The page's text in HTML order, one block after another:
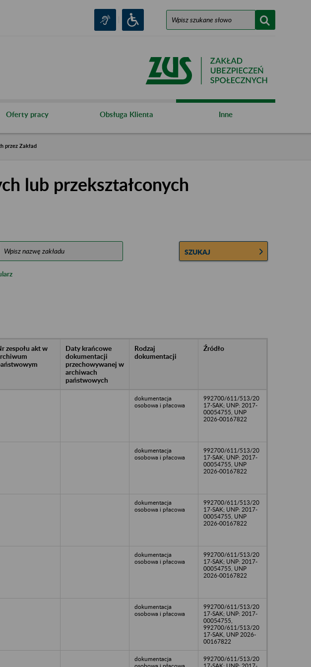
Oferty pracy Obsługa Klienta Inne
przez Zakład
lub przekształconych
SZUKAJ
zespołu akt w
Daty krańcowe
dokumentacji
przechowywanej w
archiwach
państwowych
Rodzaj
dokumentacji
Źródło
dokumentacja
osobowa i płacowa
992700/611/513/20
17-SAK; UNP: 2017-
00054755, UNP
2026-00167822
dokumentacja
osobowa i płacowa
992700/611/513/20
17-SAK; UNP: 2017-
00054755, UNP
2026-00167822
dokumentacja
osobowa i płacowa
992700/611/513/20
17-SAK; UNP: 2017-
00054755, UNP
2026-00167822
dokumentacja
osobowa i płacowa
992700/611/513/20
17-SAK; UNP: 2017-
00054755, UNP
2026-00167822
dokumentacja
osobowa i płacowa
992700/611/513/20
17-SAK; UNP: 2017-
00054755,
992700/611/513/20
17-SAK, UNP 2026-
00167822
dokumentacja
992700/611/513/20